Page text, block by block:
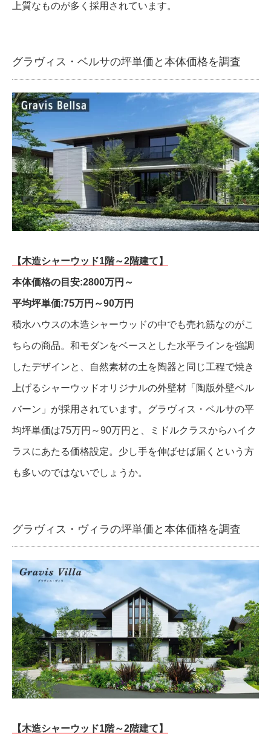
上質なものが多く採用されています。
グラヴィス・ベルサの坪単価と本体価格を調査
【木造シャーウッド1階～2階建て】
本体価格の目安:2800万円～
平均坪単価:75万円～90万円
積水ハウスの木造シャーウッドの中でも売れ筋なのがこ
ちらの商品。和モダンをベースとした水平ラインを強調
したデザインと、自然素材の土を陶器と同じ工程で焼き
上げるシャーウッドオリジナルの外壁材「陶版外壁ベル
バーン」が採用されています。グラヴィス・ベルサの平
均坪単価は75万円～90万円と、ミドルクラスからハイク
ラスにあたる価格設定。少し手を伸ばせば届くという方
も多いのではないでしょうか。
グラヴィス・ヴィラの坪単価と本体価格を調査
【木造シャーウッド1階～2階建て】